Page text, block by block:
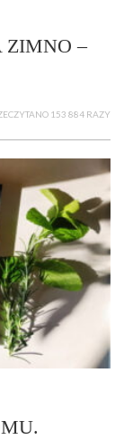
ZIMNO –
153 884 RAZY